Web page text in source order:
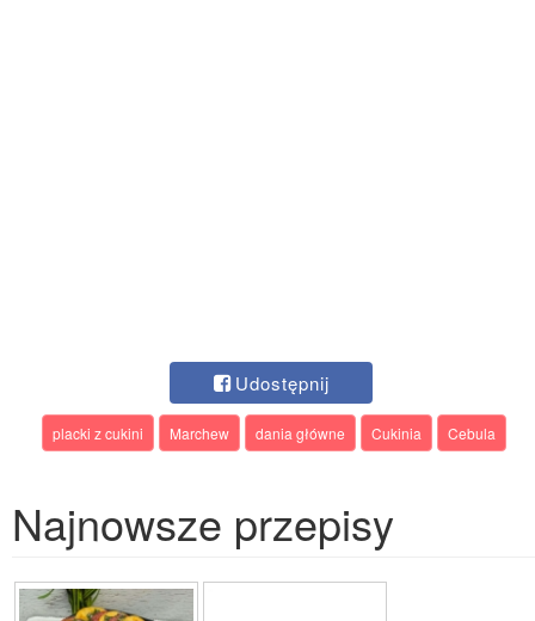
Udostępnij
placki z cukini Marchew dania główne Cukinia Cebula
Najnowsze przepisy